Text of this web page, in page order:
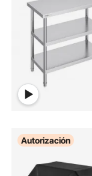
Autorización